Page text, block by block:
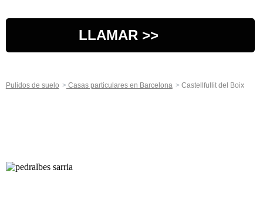
LLAMAR >>
Pulidos de suelo Casas particulares en Barcelona Castellfullit del Boix